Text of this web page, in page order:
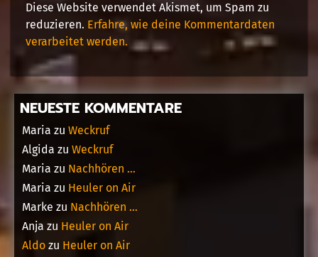
Diese Website verwendet Akismet, um Spam zu
reduzieren. Erfahre, wie deine Kommentardaten
verarbeitet werden.
NEUESTE KOMMENTARE
Maria zu Weckruf
Algida zu Weckruf
Maria zu Nachhören …
Maria zu Heuler on Air
Marke zu Nachhören …
Anja zu Heuler on Air
Aldo zu Heuler on Air